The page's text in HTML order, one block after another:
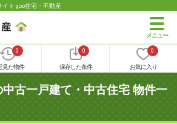
イト goo住宅・不動産
0
見た物件
0
保存した条件
0
お気に入り
古一戸建て・中古住宅 物件一